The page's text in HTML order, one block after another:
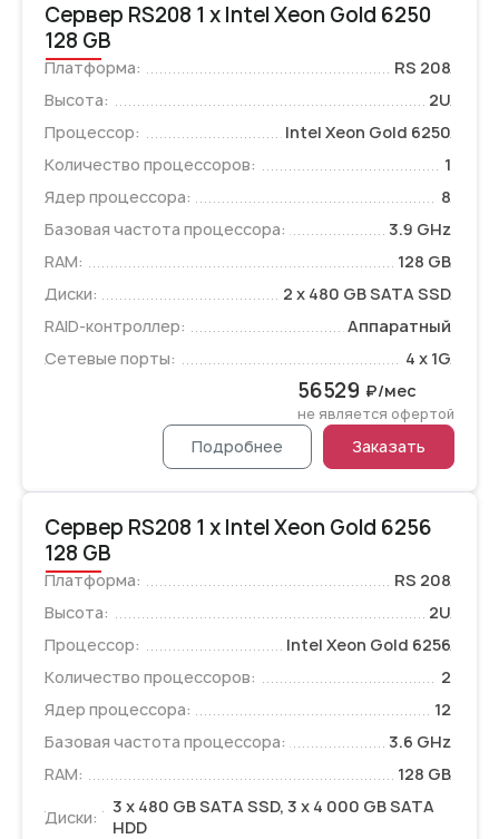
Сервер RS208 1 x Intel Xeon Gold 6250
128 GB
Платформа:
RS 208
Высота:
2U
Процессор:
Intel Xeon Gold 6250
Количество процессоров:
1
Ядер процессора:
8
Базовая частота процессора:
3.9 GHz
RAM:
128 GB
Диски:
2 x 480 GB SATA SSD
RAID-контроллер:
Аппаратный
Сетевые порты:
4 x 1G
56529 ₽/мес
не является офертой
Подробнее Заказать
Сервер RS208 1 x Intel Xeon Gold 6256
128 GB
Платформа:
RS 208
Высота:
2U
Процессор:
Intel Xeon Gold 6256
Количество процессоров:
2
Ядер процессора:
12
Базовая частота процессора:
3.6 GHz
RAM:
128 GB
Диски:
3 x 480 GB SATA SSD, 3 x 4 000 GB SATA
HDD